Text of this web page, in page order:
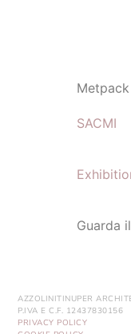
SACMI
Guarda il
AZZOLINITINUPER
P.IVA E C.F. 12437830156
PRIVACY POLICY